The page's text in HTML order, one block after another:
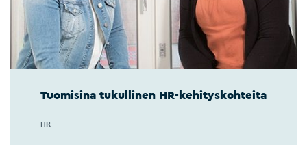
Tuomisina tukullinen HR-kehityskohteita
HR